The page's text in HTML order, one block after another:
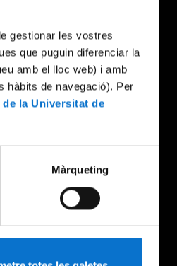
gestionar les vostres
que puguin diferenciar la
amb el lloc web) i amb
hàbits de navegació). Per
la Universitat de
Màrqueting